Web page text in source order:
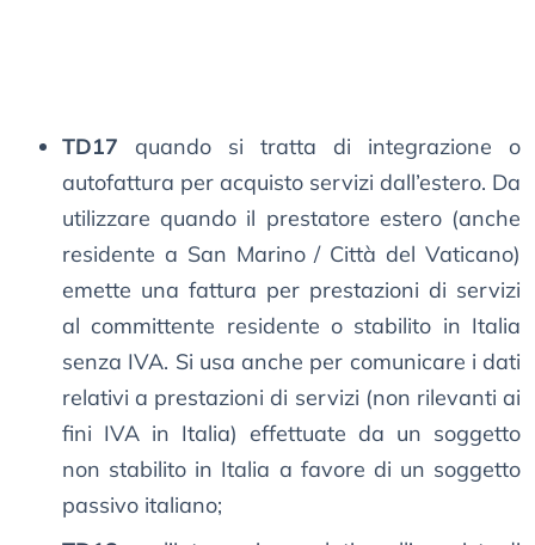
TD17 quando si tratta di integrazione o
autofattura per acquisto servizi dall’estero. Da
utilizzare quando il prestatore estero (anche
residente a San Marino / Città del Vaticano)
emette una fattura per prestazioni di servizi
al committente residente o stabilito in Italia
senza IVA. Si usa anche per comunicare i dati
relativi a prestazioni di servizi (non rilevanti ai
fini IVA in Italia) effettuate da un soggetto
non stabilito in Italia a favore di un soggetto
passivo italiano;